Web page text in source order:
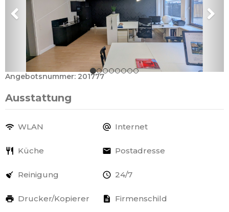
Angebotsnummer: 201777
Ausstattung
WLAN Internet
Küche Postadresse
Reinigung 24/7
Drucker/Kopierer Firmenschild